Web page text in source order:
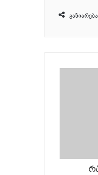
გაზიარება